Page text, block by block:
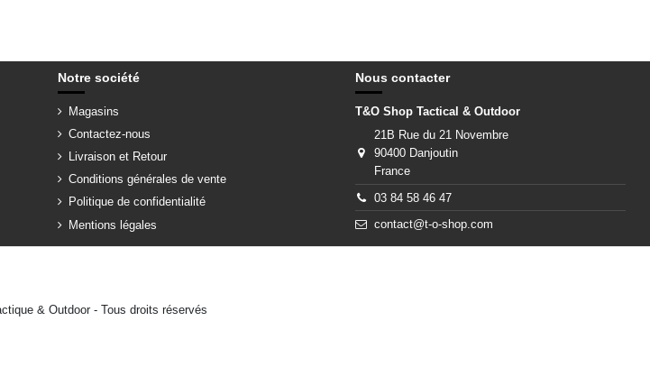
Notre société
Magasins
Contactez-nous
Livraison et Retour
Conditions générales de vente
Politique de confidentialité
Mentions légales
Nous contacter
T&O Shop Tactical & Outdoor
21B Rue du 21 Novembre
90400 Danjoutin
France
03 84 58 46 47
contact@t-o-shop.com
& Outdoor - Tous droits réservés